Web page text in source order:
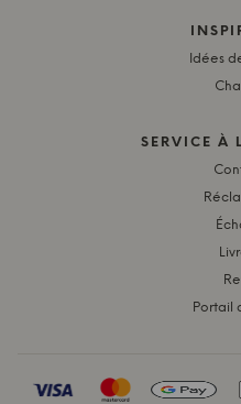
Idées
SERVICE À
Portail